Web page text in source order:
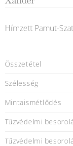
Hímzett Pamut-
Összetétel
Szélesség
Mintaismétlődés
Tűzvédelmi
Tűzvédelmi